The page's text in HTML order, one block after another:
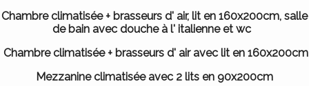
Chambre climatisée + brasseurs d' air, lit en 160x200cm, salle
de bain avec douche à l' italienne et wc
Chambre climatisée + brasseurs d' air avec lit en 160x200cm
Mezzanine climatisée avec 2 lits en 90x200cm